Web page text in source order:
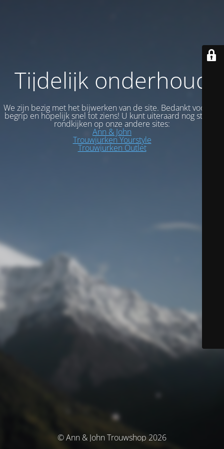
Tijdelijk onderhoud
We zijn bezig met het bijwerken van de site. Bedankt voor uw
begrip en hopelijk snel tot ziens! U kunt uiteraard nog steeds
rondkijken op onze andere sites:
Ann & John
Trouwjurken Yourstyle
Trouwjurken Outlet
© Ann & John Trouwshop 2026